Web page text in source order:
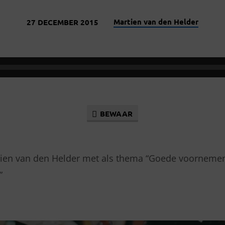
27 DECEMBER 2015 Martien van den Helder
BEWAAR
van den Helder met als thema “Goede